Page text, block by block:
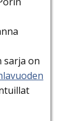
sarja on